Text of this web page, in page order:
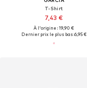
T-Shirt
7,43 €
À l'origine : 19,90 €
Dernier prix le plus bas :6,95 €